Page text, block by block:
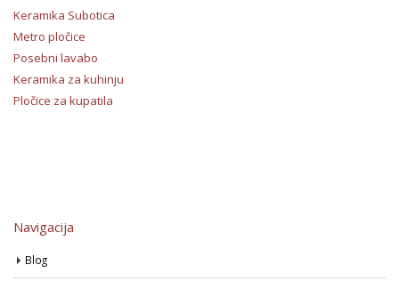
Keramika Subotica
Metro pločice
Posebni lavabo
Keramika za kuhinju
Pločice za kupatila
Navigacija
Blog